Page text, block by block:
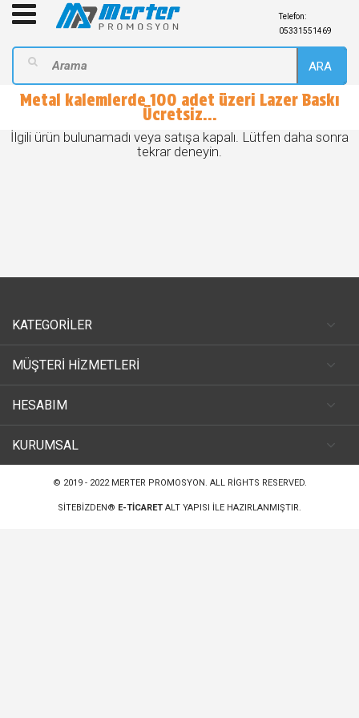
Telefon:
05331551469
ARA
Metal kalemlerde 100 adet üzeri Lazer Baskı
Ücretsiz...
İlgili ürün bulunamadı veya satışa kapalı. Lütfen daha sonra
tekrar deneyin.
KATEGORİLER
MÜŞTERİ HİZMETLERİ
HESABIM
KURUMSAL
© 2019 - 2022 MERTER PROMOSYON. ALL RIGHTS RESERVED.
SITEBIZDEN® E-TICARET ALT YAPISI ILE HAZIRLANMIŞTIR.